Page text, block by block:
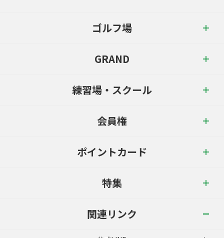
ゴルフ場
GRAND
練習場・スクール
会員権
ポイントカード
特集
関連リンク